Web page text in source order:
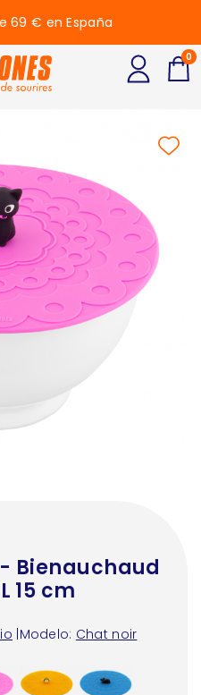
Bienauchaud
15 cm
Modelo: Chat noir
69 € en España
0